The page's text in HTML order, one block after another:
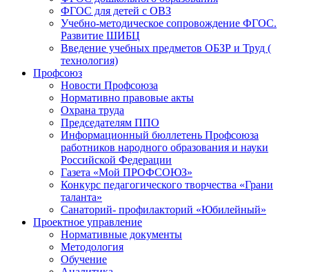
ФГОС для детей с ОВЗ
Учебно-методическое сопровождение ФГОС.
Развитие ШИБЦ
Введение учебных предметов ОБЗР и Труд (
технология)
Профсоюз
Новости Профсоюза
Нормативно правовые акты
Охрана труда
Председателям ППО
Информационный бюллетень Профсоюза
работников народного образования и науки
Российской Федерации
Газета «Мой ПРОФСОЮЗ»
Конкурс педагогического творчества «Грани
таланта»
Санаторий- профилакторий «Юбилейный»
Проектное управление
Нормативные документы
Методология
Обучение